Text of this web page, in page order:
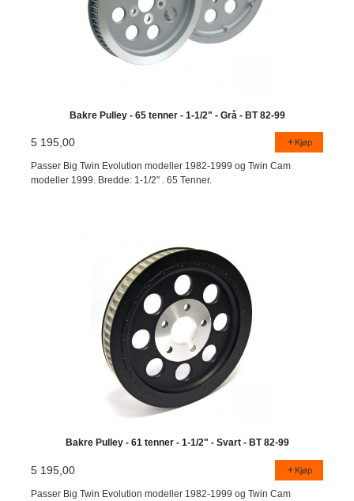
Bakre Pulley - 65 tenner - 1-1/2" - Grå - BT 82-99
5 195,00 Kjøp
Passer Big Twin Evolution modeller 1982-1999 og Twin Cam
modeller 1999. Bredde: 1-1/2" . 65 Tenner.
Bakre Pulley - 61 tenner - 1-1/2" - Svart - BT 82-99
5 195,00 Kjøp
Passer Big Twin Evolution modeller 1982-1999 og Twin Cam